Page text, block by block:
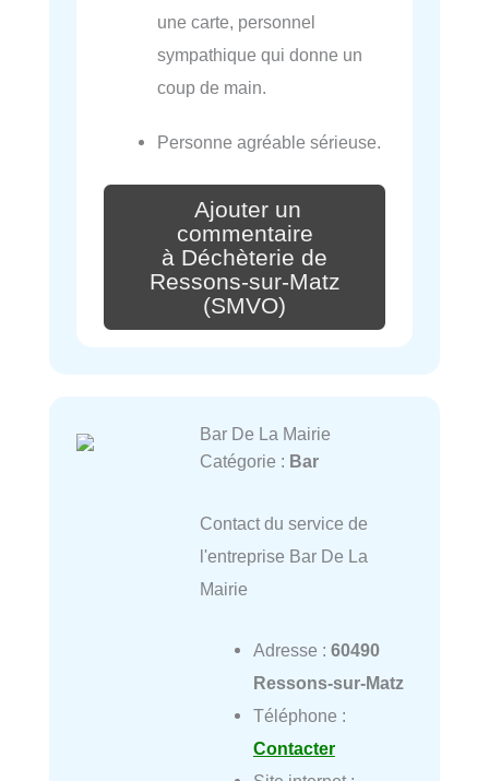
une carte, personnel
sympathique qui donne un
coup de main.
Personne agréable sérieuse.
Ajouter un
commentaire
à Déchèterie de
Ressons-sur-Matz
(SMVO)
Bar De La Mairie
Catégorie : Bar
Contact du service de
l'entreprise Bar De La
Mairie
Adresse : 60490
Ressons-sur-Matz
Téléphone :
Contacter